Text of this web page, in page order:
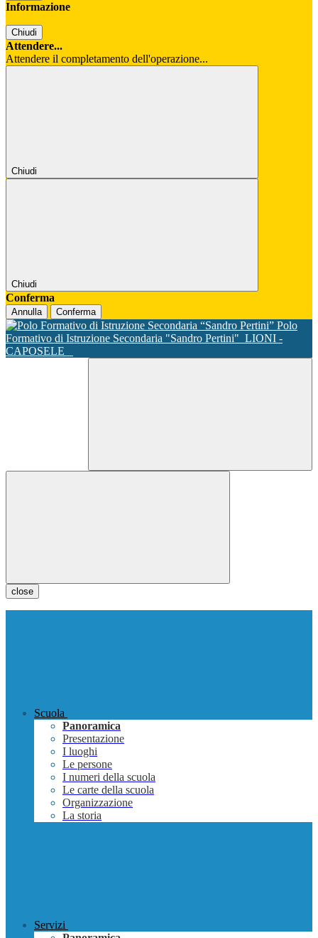
Informazione
Chiudi
Attendere...
Attendere il completamento dell'operazione...
Chiudi
Chiudi
Conferma
Annulla Conferma
Polo
Formativo di Istruzione Secondaria "Sandro Pertini" LIONI -
CAPOSELE
close
Scuola
Panoramica
Presentazione
I luoghi
Le persone
I numeri della scuola
Le carte della scuola
Organizzazione
La storia
Servizi